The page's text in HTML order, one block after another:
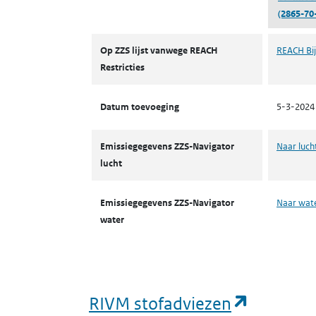
(2865-
Op ZZS lijst vanwege REACH
Restricties
REACH
Datum toevoeging 5-3-2024
Emissiegegevens ZZS-Navigator
lucht
Naar
Emissiegegevens ZZS-Navigator
water
Naar
RIVM stofadviezen